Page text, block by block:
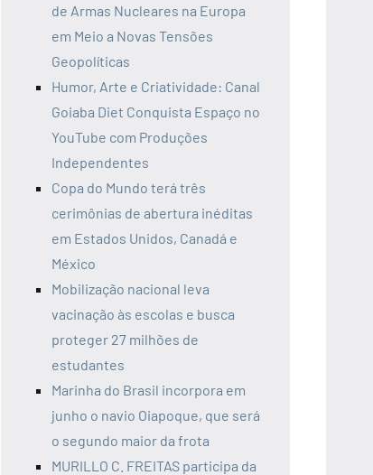
de Armas Nucleares na Europa
em Meio a Novas Tensões
Geopolíticas
Humor, Arte e Criatividade: Canal
Goiaba Diet Conquista Espaço no
YouTube com Produções
Independentes
Copa do Mundo terá três
cerimônias de abertura inéditas
em Estados Unidos, Canadá e
México
Mobilização nacional leva
vacinação às escolas e busca
proteger 27 milhões de
estudantes
Marinha do Brasil incorpora em
junho o navio Oiapoque, que será
o segundo maior da frota
MURILLO C. FREITAS participa da